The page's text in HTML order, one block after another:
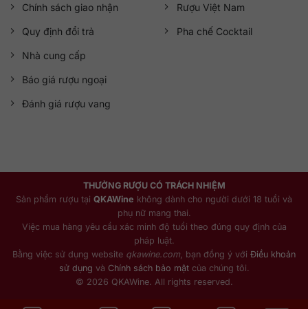
Chính sách giao nhận
Quy định đổi trả
Nhà cung cấp
Báo giá rượu ngoại
Đánh giá rượu vang
Rượu Việt Nam
Pha chế Cocktail
THƯỞNG RƯỢU CÓ TRÁCH NHIỆM
Sản phẩm rượu tại QKAWine không dành cho người dưới 18 tuổi và
phụ nữ mang thai.
Việc mua hàng yêu cầu xác minh độ tuổi theo đúng quy định của
pháp luật.
Bằng việc sử dụng website qkawine.com , bạn đồng ý với Điều khoản
sử dụng và Chính sách bảo mậtcủa chúng tôi.
© 2026 QKAWine. All rights reserved.